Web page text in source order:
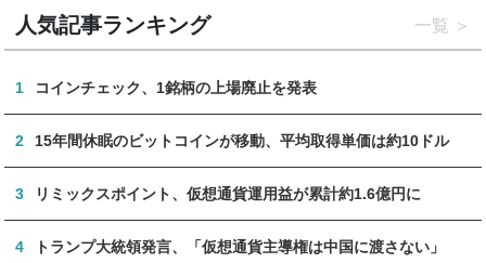
人気記事ランキング 一覧
1 コインチェック、1銘柄の上場廃止を発表
2 15年間休眠のビットコインが移動、平均取得単価は約10ドル
3 リミックスポイント、仮想通貨運用益が累計約1.6億円に
4 トランプ大統領発言、「仮想通貨主導権は中国に渡さない」